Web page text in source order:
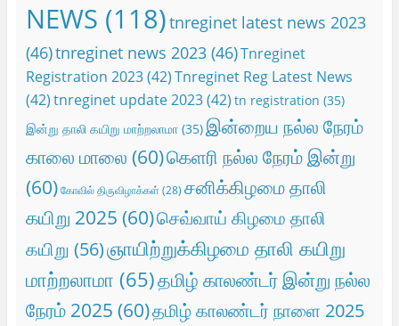
NEWS (118)tnreginet latest news 2023
(46)tnreginet news 2023(46)Tnreginet
Registration 2023(42)Tnreginet Reg Latest News
(42)tnreginet update 2023(42) tn registration (35)
இன்று தாலி கயிறு மாற்றலாமா(35)இன்றைய நல்ல நேரம்
காலை மாலை (60)கெளரி நல்ல நேரம் இன்று
(60) கோவில் திருவிழாக்கள் (28) சனிக்கிழமை தாலி
கயிறு 2025 (60)செவ்வாய் கிழமை தாலி
கயிறு (56)ஞாயிற்றுக்கிழமை தாலி கயிறு
மாற்றலாமா (65)தமிழ் காலண்டர் இன்று நல்ல
நேரம் 2025 (60)தமிழ் காலண்டர் நாளை 2025